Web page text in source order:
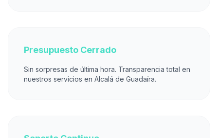
Presupuesto Cerrado
Sin sorpresas de última hora. Transparencia total en
nuestros servicios en Alcalá de Guadaíra.